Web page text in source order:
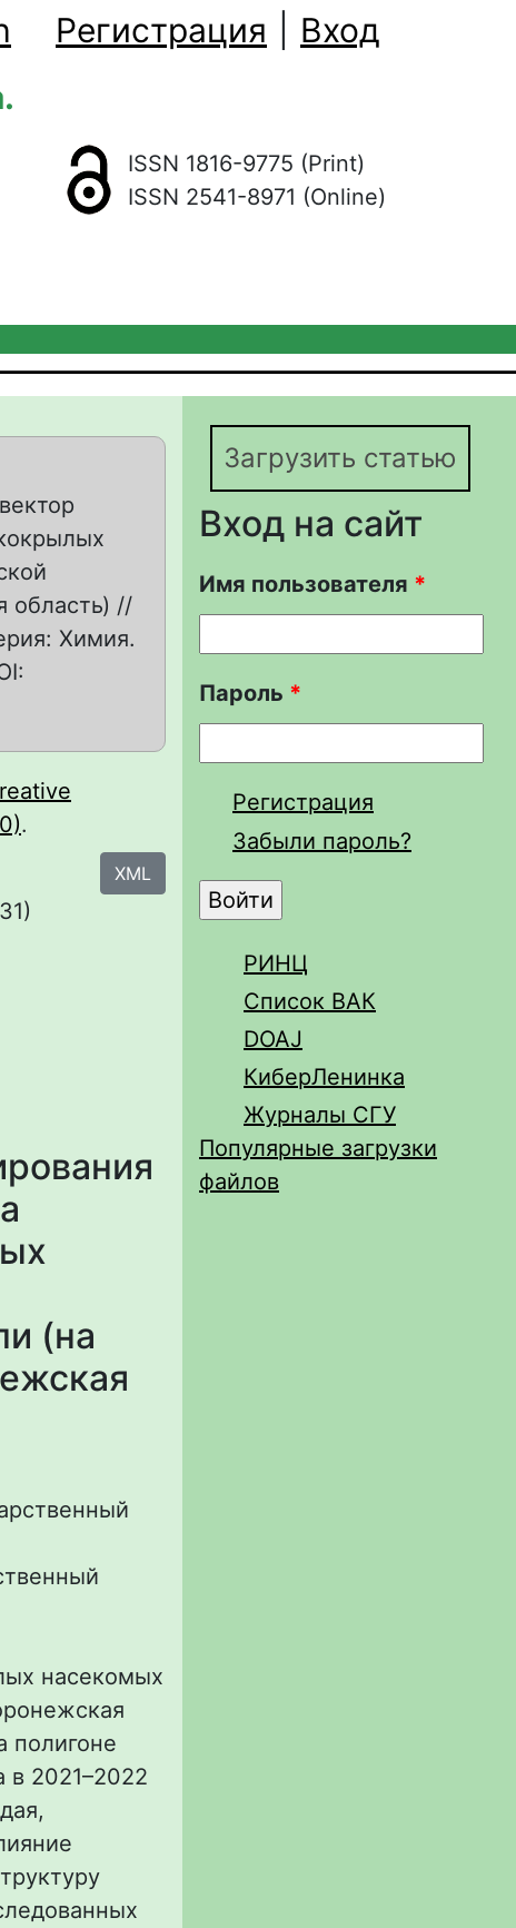
Регистрация
Вход
ISSN 1816-9775 (Print)
ISSN 2541-8971 (Online)
область) //
Химия.
.
XML
(на
насекомых
полигоне
в 2021–2022
Загрузить статью
Вход на сайт
Имя пользователя *
Пароль *
Регистрация
Забыли пароль?
РИНЦ
Список ВАК
DOAJ
КиберЛенинка
Журналы СГУ
Популярные загрузки
файлов